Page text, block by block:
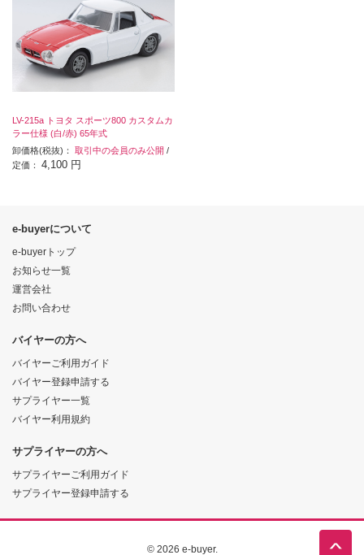
LV-215a トヨタ スポーツ800 カスタムカ
ラー仕様 (白/赤) 65年式
卸価格(税抜)： 取引中の会員のみ公開 /
定価： 4,100 円
e-buyerについて
e-buyerトップ
お知らせ一覧
運営会社
お問い合わせ
バイヤーの方へ
バイヤーご利用ガイド
バイヤー登録申請する
サプライヤー一覧
バイヤー利用規約
サプライヤーの方へ
サプライヤーご利用ガイド
サプライヤー登録申請する
© 2026 e-buyer.